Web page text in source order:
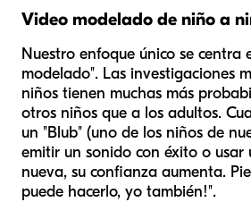
Video modelado de niño a
Nuestro enfoque único se centra
modelado". Las investigaciones
niños tienen muchas más
otros niños que a los adultos.
un "Blub" (uno de los niños de
emitir un sonido con éxito o usar
nueva, su confianza aumenta.
puede hacerlo, yo también!".